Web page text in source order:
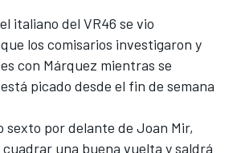
italiano del VR46 se vio
los comisarios investigaron y
con Márquez mientras se
picado desde el fin de semana
sexto por delante de Joan Mir,
cuadrar una buena vuelta y saldrá